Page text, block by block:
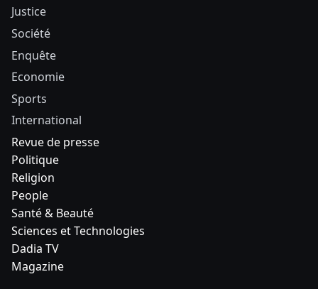
Justice
Société
Enquête
Economie
Sports
International
Revue de presse
Politique
Religion
People
Santé & Beauté
Sciences et Technologies
Dadia TV
Magazine